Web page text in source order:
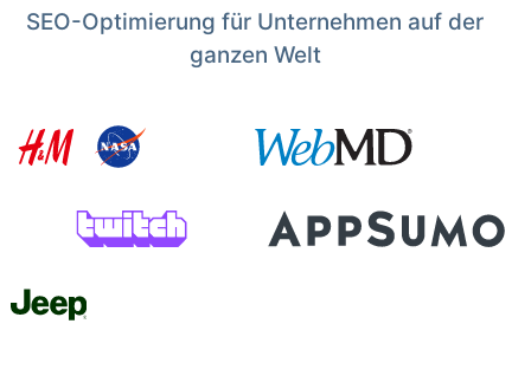
SEO-Optimierung für Unternehmen auf der
ganzen Welt